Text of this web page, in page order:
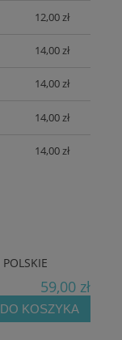
12,00 zł
14,00 zł
14,00 zł
14,00 zł
14,00 zł
59,00 zł
DO KOSZYKA